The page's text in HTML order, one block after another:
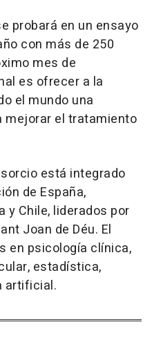
probará en un ensayo
con más de 250
mes de
es ofrecer a la
el mundo una
mejorar el tratamiento
está integrado
de España,
y Chile, liderados por
Joan de Déu. El
en psicología clínica,
estadística,
artificial.